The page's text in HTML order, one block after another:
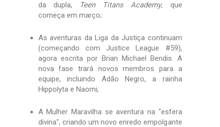
da dupla,
Teen Titans Academy, que
começa em março;
As aventuras da Liga da Justiça continuam
(começando com Justice League #59),
agora escrita por Brian Michael Bendis. A
nova fase trará novos membros para a
equipe, incluindo Adão Negro, a rainha
Hippolyta e Naomi;
A Mulher Maravilha se aventura na "esfera
divina", criando um novo enredo empolgante